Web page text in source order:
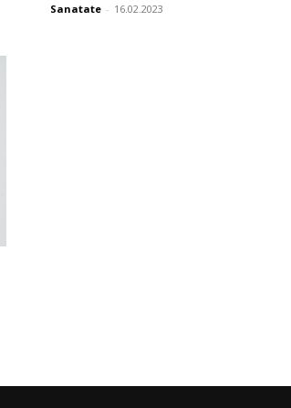
Sanatate - 16.02.2023